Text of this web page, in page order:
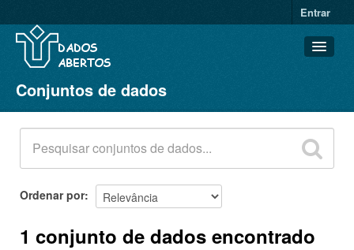
Entrar
Conjuntos de dados
Organizações
Grupos
Sobre
Conjuntos de dados
Ordenar por
1 conjunto de dados encontrado